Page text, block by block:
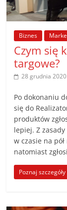
Biznes
Czym się
targowe?
28 grudnia 2020
Po dokonaniu
się do
produktów
lepiej. Z
w czasie na
natomiast
Poznaj szczegóły